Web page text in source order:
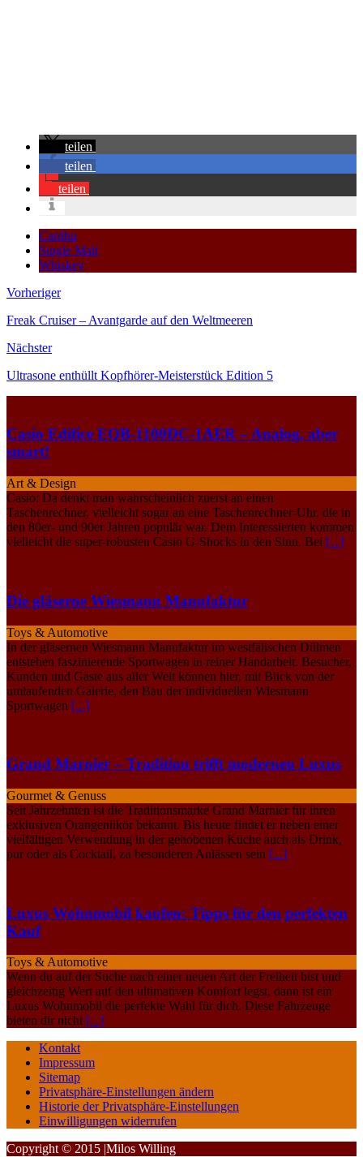
teilen
teilen
teilen
Cardhu
Single Malt
Whiskey
Vorheriger
Freak Cruiser – Avantgarde auf den Weltmeeren
Nächster
Ultrasone enthüllt Kopfhörer-Meisterstück Edition 5
Casio Edifice EQB-1100DC-1AER – Analog, aber
smart!
Art & Design
Casio: Da denkt man wahrscheinlich zuerst an einen
Taschenrechner, vielleicht sogar an eine Taschenrechner-Uhr, die in
den 80er- und 90er Jahren populär war. Dem Interessierten kommen
vielleicht die super-robusten Casio G-Shocks in den Sinn. Bei [...]
Die gläserne Wiesmann Manufaktur
Toys & Automotive
In der gläsernen Wiesmann Manufaktur im westfälischen Dülmen
entstehen faszinierende Sportwagen in reiner Handarbeit. Besucher,
Kunden und Gäste aus aller Welt können hier, mit Blick von der
umlaufenden Galerie, den Bau der individuellen Wiesmann
Sportwagen [...]
Grand Marnier – Tradition trifft modernen Luxus
Gourmet & Genuss
Seit Jahrzehnten ist die Traditionsmarke Grand Marnier für ihren
exklusiven Orangenlikör bekannt. Bis heute findet er neben einer
vielfältigen Verwendung in der gehobenen Küche auch als Drink,
pur oder als Cocktail, zu besonderen Anlässen sein [...]
Luxus Wohnmobil kaufen: Tipps für den perfekten
Kauf
Toys & Automotive
Wenn du auf der Suche nach einer neuen Art der Freiheit bist und
gleichzeitig Wert auf den ultimativen Komfort legst, dann ist ein
Luxus Wohnmobil die perfekte Wahl für dich. Diese Fahrzeuge
bieten dir nicht [...]
Kontakt
Impressum
Sitemap
Privatsphäre-Einstellungen ändern
Historie der Privatsphäre-Einstellungen
Einwilligungen widerrufen
Copyright © 2015 |Milos Willing